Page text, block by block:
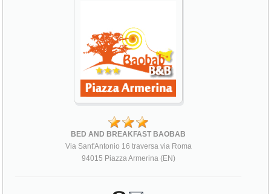
BED AND BREAKFAST BAOBAB
Via Sant'Antonio 16 traversa via Roma
94015 Piazza Armerina (EN)